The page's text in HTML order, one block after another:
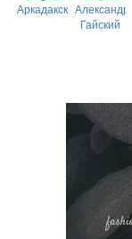
Аркадакский
Гайский